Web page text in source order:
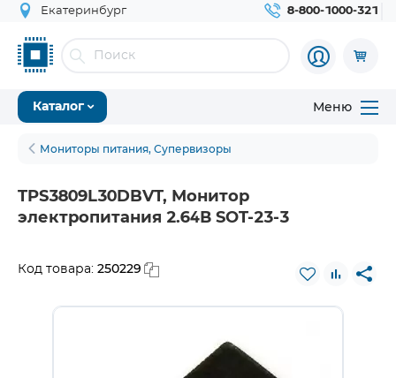
Екатеринбург 8-800-1000-321
Каталог Меню
Мониторы питания, Супервизоры
TPS3809L30DBVT, Монитор
электропитания 2.64В SOT-23-3
Код товара: 250229